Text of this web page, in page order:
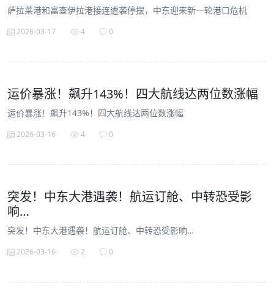
萨拉莱港和富查伊拉港接连遭袭停摆，中东迎来新一轮港口危机
2026-03-17 4 0
运价暴涨！飙升143%！四大航线达两位数涨幅
运价暴涨！飙升143%！四大航线达两位数涨幅
2026-03-16 4 0
突发！中东大港遇袭！航运订舱、中转恐受影
响…
突发！中东大港遇袭！航运订舱、中转恐受影响…
2026-03-16 2 0